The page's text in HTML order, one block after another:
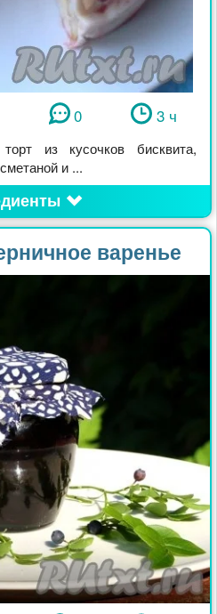
0 3 ч
из кусочков бисквита,
и ...
варенье